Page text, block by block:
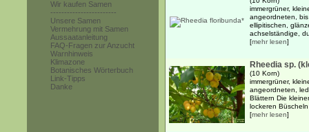
Wir kaufen Samen
------------------------
Unsere Samen
Vermehrung mit Samen
Aussaatanleitung
FAQ-Fragen zur Anzucht
Warnhinweis
Klimazone
Botanisches Wörterbuch
Link-Tipps
Danke
immergrüner,
angeordneten,
ellipitischen,
achselständige,
[mehr lesen]
Rheedia sp.
(10 Korn)
immergrüner,
angeordneten,
Blättern Die
lockeren
[mehr lesen]